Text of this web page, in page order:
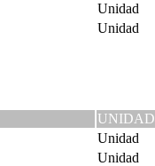
Unidad
Unidad
UNIDAD
Unidad
Unidad